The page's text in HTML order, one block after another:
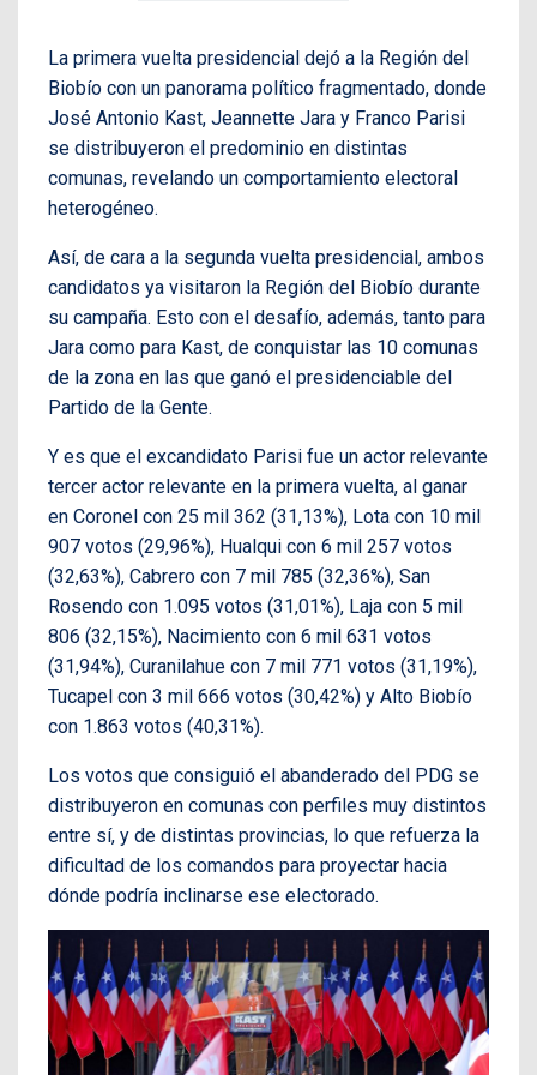
La primera vuelta presidencial dejó a la Región del
Biobío con un panorama político fragmentado, donde
José Antonio Kast, Jeannette Jara y Franco Parisi
se distribuyeron el predominio en distintas
comunas, revelando un comportamiento electoral
heterogéneo.
Así, de cara a la segunda vuelta presidencial, ambos
candidatos ya visitaron la Región del Biobío durante
su campaña. Esto con el desafío, además, tanto para
Jara como para Kast, de conquistar las 10 comunas
de la zona en las que ganó el presidenciable del
Partido de la Gente.
Y es que el excandidato Parisi fue un actor relevante
tercer actor relevante en la primera vuelta, al ganar
en Coronel con 25 mil 362 (31,13%), Lota con 10 mil
907 votos (29,96%), Hualqui con 6 mil 257 votos
(32,63%), Cabrero con 7 mil 785 (32,36%), San
Rosendo con 1.095 votos (31,01%), Laja con 5 mil
806 (32,15%), Nacimiento con 6 mil 631 votos
(31,94%), Curanilahue con 7 mil 771 votos (31,19%),
Tucapel con 3 mil 666 votos (30,42%) y Alto Biobío
con 1.863 votos (40,31%).
Los votos que consiguió el abanderado del PDG se
distribuyeron en comunas con perfiles muy distintos
entre sí, y de distintas provincias, lo que refuerza la
dificultad de los comandos para proyectar hacia
dónde podría inclinarse ese electorado.